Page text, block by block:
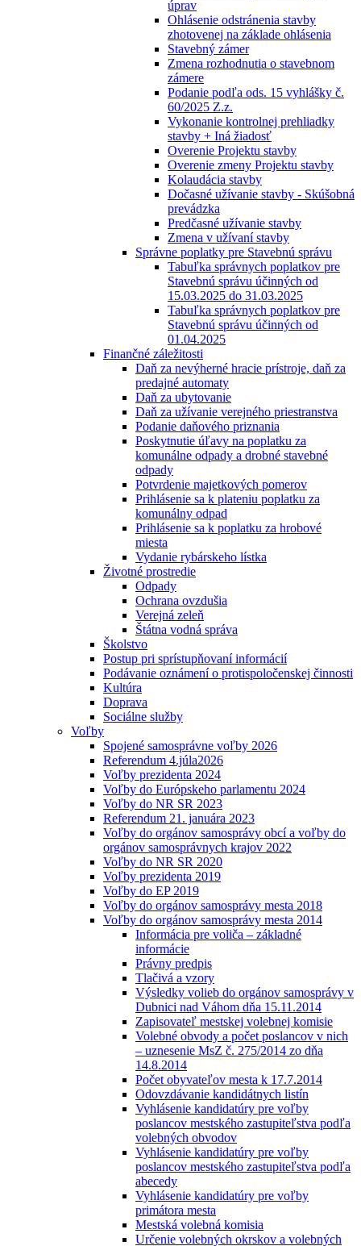
úprav
Ohlásenie odstránenia stavby
zhotovenej na základe ohlásenia
Stavebný zámer
Zmena rozhodnutia o stavebnom
zámere
Podanie podľa ods. 15 vyhlášky č.
60/2025 Z.z.
Vykonanie kontrolnej prehliadky
stavby + Iná žiadosť
Overenie Projektu stavby
Overenie zmeny Projektu stavby
Kolaudácia stavby
Dočasné užívanie stavby - Skúšobná
prevádzka
Predčasné užívanie stavby
Zmena v užívaní stavby
Správne poplatky pre Stavebnú správu
Tabuľka správnych poplatkov pre
Stavebnú správu účinných od
15.03.2025 do 31.03.2025
Tabuľka správnych poplatkov pre
Stavebnú správu účinných od
01.04.2025
Finančné záležitosti
Daň za nevýherné hracie prístroje, daň za
predajné automaty
Daň za ubytovanie
Daň za užívanie verejného priestranstva
Podanie daňového priznania
Poskytnutie úľavy na poplatku za
komunálne odpady a drobné stavebné
odpady
Potvrdenie majetkových pomerov
Prihlásenie sa k plateniu poplatku za
komunálny odpad
Prihlásenie sa k poplatku za hrobové
miesta
Vydanie rybárskeho lístka
Životné prostredie
Odpady
Ochrana ovzdušia
Verejná zeleň
Štátna vodná správa
Školstvo
Postup pri sprístupňovaní informácií
Podávanie oznámení o protispoločenskej činnosti
Kultúra
Doprava
Sociálne služby
Voľby
Spojené samosprávne voľby 2026
Referendum 4.júla2026
Voľby prezidenta 2024
Voľby do Európskeho parlamentu 2024
Voľby do NR SR 2023
Referendum 21. januára 2023
Voľby do orgánov samosprávy obcí a voľby do
orgánov samosprávnych krajov 2022
Voľby do NR SR 2020
Voľby prezidenta 2019
Voľby do EP 2019
Voľby do orgánov samosprávy mesta 2018
Voľby do orgánov samosprávy mesta 2014
Informácia pre voliča – základné
informácie
Právny predpis
Tlačivá a vzory
Výsledky volieb do orgánov samosprávy v
Dubnici nad Váhom dňa 15.11.2014
Zapisovateľ mestskej volebnej komisie
Volebné obvody a počet poslancov v nich
– uznesenie MsZ č. 275/2014 zo dňa
14.8.2014
Počet obyvateľov mesta k 17.7.2014
Odovzdávanie kandidátnych listín
Vyhlásenie kandidatúry pre voľby
poslancov mestského zastupiteľstva podľa
volebných obvodov
Vyhlásenie kandidatúry pre voľby
poslancov mestského zastupiteľstva podľa
abecedy
Vyhlásenie kandidatúry pre voľby
primátora mesta
Mestská volebná komisia
Určenie volebných okrskov a volebných